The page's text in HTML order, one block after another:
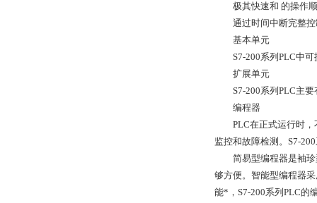
极其快速和 的操作顺
通过时间中断完整控
基本单元
S7-200系列PLC中可
扩展单元
S7-200系列PLC主要
编程器
PLC在正式运行时，不
监控和故障检测。S7-
简易型编程器是袖珍
够方便。智能型编程器
能*，S7-200系列PLC的